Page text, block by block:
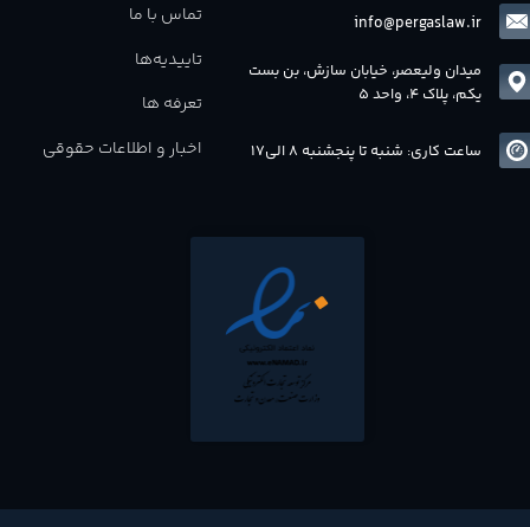
تماس با ما
تاییدیه‌ها
تعرفه ها
اخبار و اطلاعات حقوقی
info@pergaslaw.ir
میدان ولیعصر، خیابان سازش، بن بست
یکم، پلاک 4، واحد 5
ساعت کاری: شنبه تا پنجشنبه 8 الی17